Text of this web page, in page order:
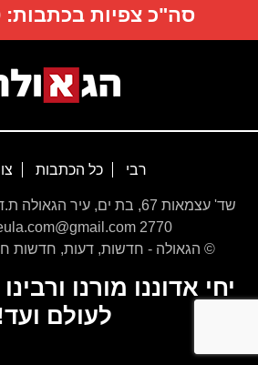
סה"כ צפיות בכתבות:
רבי כל הכתבות
2770 www.hageula.com@gmail.com
© הגאולה - חדשות, דעות, חדשות
יחי אדוננו מורנו
לעולם